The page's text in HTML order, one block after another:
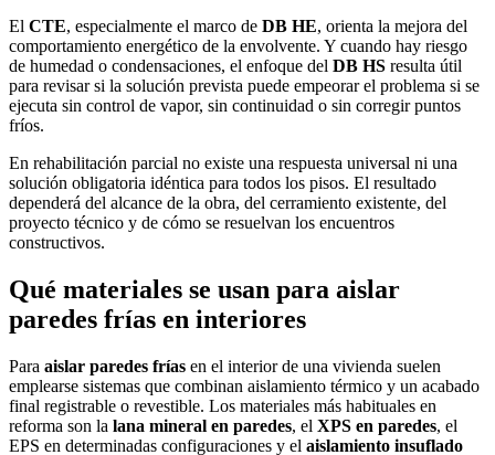
El CTE, especialmente el marco de DB HE, orienta la mejora del
comportamiento energético de la envolvente. Y cuando hay riesgo
de humedad o condensaciones, el enfoque del DB HS resulta útil
para revisar si la solución prevista puede empeorar el problema si se
ejecuta sin control de vapor, sin continuidad o sin corregir puntos
fríos.
En rehabilitación parcial no existe una respuesta universal ni una
solución obligatoria idéntica para todos los pisos. El resultado
dependerá del alcance de la obra, del cerramiento existente, del
proyecto técnico y de cómo se resuelvan los encuentros
constructivos.
Qué materiales se usan para aislar
paredes frías en interiores
Para aislar paredes frías en el interior de una vivienda suelen
emplearse sistemas que combinan aislamiento térmico y un acabado
final registrable o revestible. Los materiales más habituales en
reforma son la lana mineral en paredes, el XPS en paredes, el
EPS en determinadas configuraciones y el aislamiento insuflado